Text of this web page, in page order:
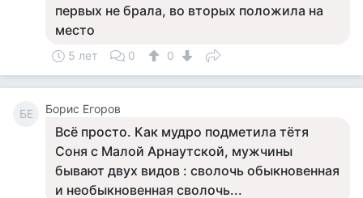
первых не брала, во вторых положила на
место
5 лет 0 0
БЕ Борис Егоров
Всё просто. Как мудро подметила тётя
Соня с Малой Арнаутской, мужчины
бывают двух видов : сволочь обыкновенная
и необыкновенная сволочь...